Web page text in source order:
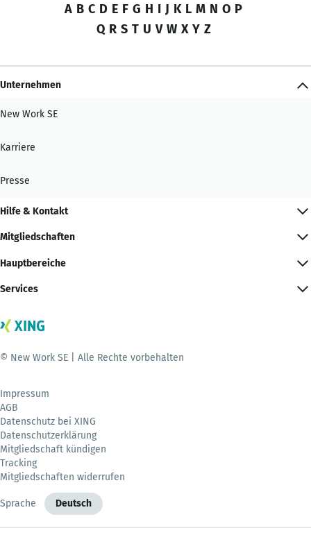
A B C D E F G H I J K L M N O P
Q R S T U V W X Y Z
Unternehmen
New Work SE
Karriere
Presse
Hilfe & Kontakt
Mitgliedschaften
Hauptbereiche
Services
© New Work SE | Alle Rechte vorbehalten
Impressum
AGB
Datenschutz bei XING
Datenschutzerklärung
Mitgliedschaft kündigen
Tracking
Mitgliedschaften widerrufen
Sprache Deutsch